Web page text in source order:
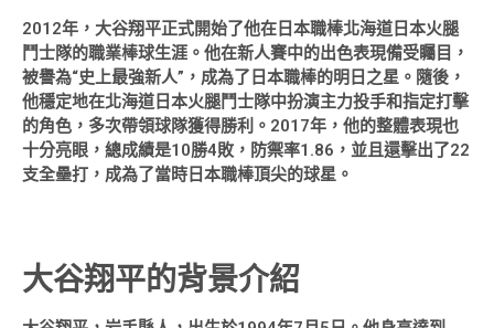
2012年，大谷翔平正式開始了他在日本職棒北海道日本火腿
鬥士隊的職業棒球生涯。他在新人賽中的出色表現備受矚目，
被譽為“史上最強新人”，成為了日本職棒的明日之星。隨後，
他穩定地在北海道日本火腿鬥士隊中扮演主力投手和指定打擊
的角色，多次帶領球隊獲得勝利。2017年，他的整體表現也
十分亮眼，總成績是10勝4敗，防禦率1.86，並且還擊出了22
支全壘打，成為了當時日本職棒頂尖的球星。
大谷翔平的背景介紹